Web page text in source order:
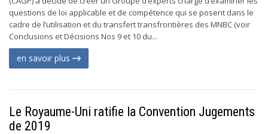
questions de loi applicable et de compétence qui se posent dans le
cadre de l’utilisation et du transfert transfrontières des MNBC (voir
Conclusions et Décisions Nos 9 et 10 du...
en savoir plus
Le Royaume-Uni ratifie la Convention Jugements
de 2019